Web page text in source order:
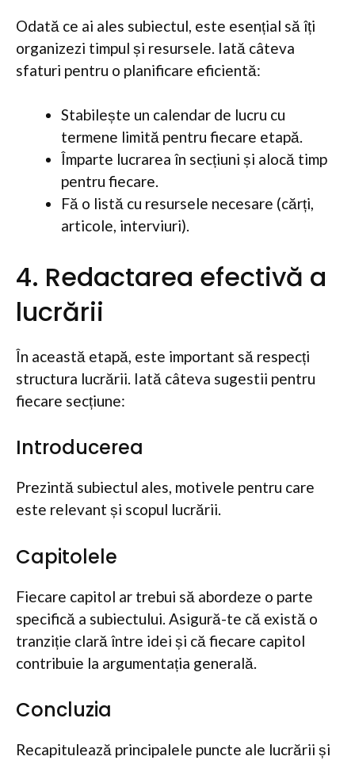
Odată ce ai ales subiectul, este esențial să îți
organizezi timpul și resursele. Iată câteva
sfaturi pentru o planificare eficientă:
Stabilește un calendar de lucru cu
termene limită pentru fiecare etapă.
Împarte lucrarea în secțiuni și alocă timp
pentru fiecare.
Fă o listă cu resursele necesare (cărți,
articole, interviuri).
4. Redactarea efectivă a
lucrării
În această etapă, este important să respecți
structura lucrării. Iată câteva sugestii pentru
fiecare secțiune:
Introducerea
Prezintă subiectul ales, motivele pentru care
este relevant și scopul lucrării.
Capitolele
Fiecare capitol ar trebui să abordeze o parte
specifică a subiectului. Asigură-te că există o
tranziție clară între idei și că fiecare capitol
contribuie la argumentația generală.
Concluzia
Recapitulează principalele puncte ale lucrării și